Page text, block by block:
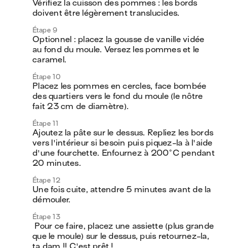
Vérifiez la cuisson des pommes : les bords
doivent être légèrement translucides.
Étape 9
Optionnel : placez la gousse de vanille vidée
au fond du moule. Versez les pommes et le
caramel.
Étape 10
Placez les pommes en cercles, face bombée
des quartiers vers le fond du moule (le nôtre
fait 23 cm de diamètre).
Étape 11
Ajoutez la pâte sur le dessus. Repliez les bords
vers l'intérieur si besoin puis piquez-la à l'aide
d'une fourchette. Enfournez à 200°C pendant
20 minutes.
Étape 12
Une fois cuite, attendre 5 minutes avant de la
démouler.
Étape 13
que le moule) sur le dessus, puis retournez-la,